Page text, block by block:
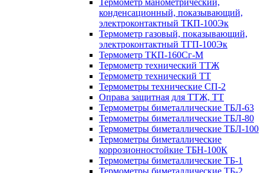
Термометр манометрический,
конденсационный, показывающий,
электроконтактный ТКП-100Эк
Термометр газовый, показывающий,
электроконтактный ТГП-100Эк
Термометр ТКП-160Сг-М
Термометр технический ТТЖ
Термометр технический ТТ
Термометры технические СП-2
Оправа защитная для ТТЖ, ТТ
Термометры биметаллические ТБЛ-63
Термометры биметаллические ТБЛ-80
Термометры биметаллические ТБЛ-100
Термометры биметаллические
коррозионностойкие ТБН-100К
Термометры биметаллические ТБ-1
Термометры биметаллические ТБ-2